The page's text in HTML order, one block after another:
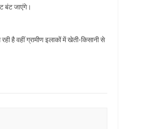
बंट जाएंगे।
है वहीं ग्रामीण इलाकों में खेती-किसानी से